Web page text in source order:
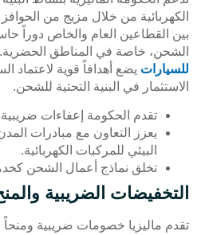
الكهربائية من خلال مزيج من
بين القطاعين العام والخاص دوراً
الشحن، خاصة في المناطق
للسيارات يضع أهدافاً قوية لاعتماد
الاستثمار في البنية التحتية للشحن.
تقدم الحكومة إعفاءات ضريبية
يعزز التعاون مع مبادرات
البيئي للمركبات الكهربائية.
تخلق نماذج أعمال الشحن
التخفيضات الضريبية
تقدم ماليزيا خصومات ضريبية